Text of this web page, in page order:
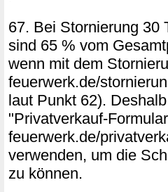
67. Bei Stornierung 30
sind 65 % vom
wenn mit dem
feuerwerk.de/
laut Punkt 62).
"Privatverkauf-
feuerwerk.de/
verwenden, um die
zu können.